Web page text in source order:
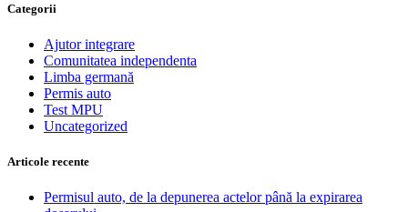
Categorii
Ajutor integrare
Comunitatea independenta
Limba germană
Permis auto
Test MPU
Uncategorized
Articole recente
Permisul auto, de la depunerea actelor până la expirarea